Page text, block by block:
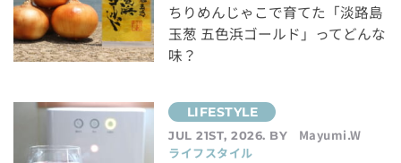
ちりめんじゃこで育てた「淡路島
玉葱 五色浜ゴールド」ってどんな
味？
JUL 21ST, 2026. BY
Mayumi.W
ライフスタイル